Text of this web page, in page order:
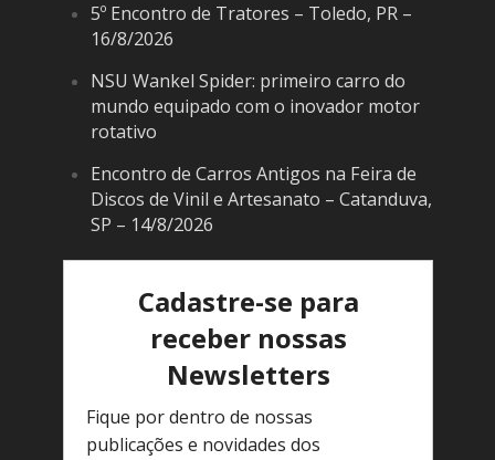
5º Encontro de Tratores – Toledo, PR –
16/8/2026
NSU Wankel Spider: primeiro carro do
mundo equipado com o inovador motor
rotativo
Encontro de Carros Antigos na Feira de
Discos de Vinil e Artesanato – Catanduva,
SP – 14/8/2026